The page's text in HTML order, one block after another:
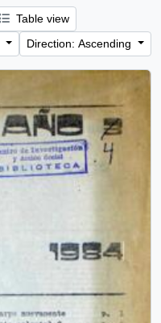
Table view
Direction: Ascending